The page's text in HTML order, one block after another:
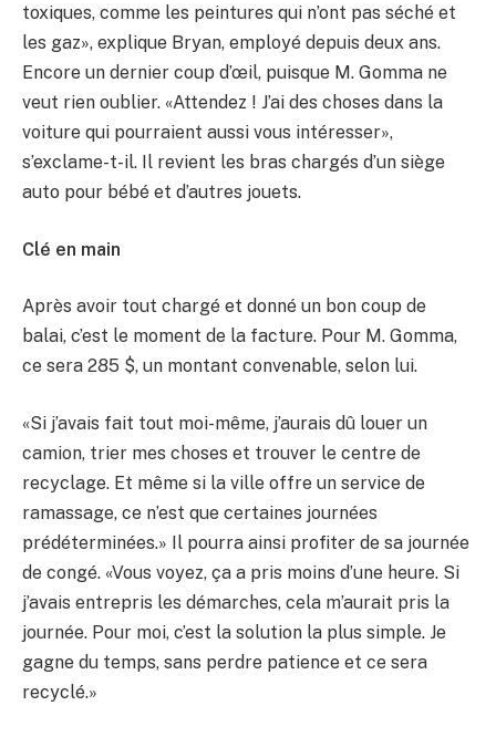
toxiques, comme les peintures qui n’ont pas séché et
les gaz», explique Bryan, employé depuis deux ans.
Encore un dernier coup d’œil, puisque M. Gomma ne
veut rien oublier. «Attendez ! J’ai des choses dans la
voiture qui pourraient aussi vous intéresser»,
s’exclame-t-il. Il revient les bras chargés d’un siège
auto pour bébé et d’autres jouets.
Clé en main
Après avoir tout chargé et donné un bon coup de
balai, c’est le moment de la facture. Pour M. Gomma,
ce sera 285 $, un montant convenable, selon lui.
«Si j’avais fait tout moi-même, j’aurais dû louer un
camion, trier mes choses et trouver le centre de
recyclage. Et même si la ville offre un service de
ramassage, ce n’est que certaines journées
prédéterminées.» Il pourra ainsi profiter de sa journée
de congé. «Vous voyez, ça a pris moins d’une heure. Si
j’avais entrepris les démarches, cela m’aurait pris la
journée. Pour moi, c’est la solution la plus simple. Je
gagne du temps, sans perdre patience et ce sera
recyclé.»